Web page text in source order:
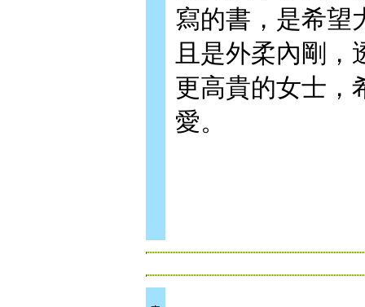
寫的書，是希望
且是外柔內剛，
更高貴的女士，
愛。